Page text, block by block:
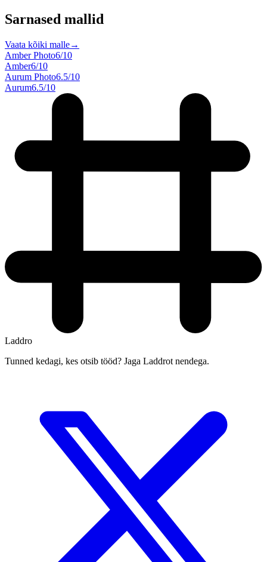
Sarnased mallid
Vaata kõiki malle→
Amber Photo6/10
Amber6/10
Aurum Photo6.5/10
Aurum6.5/10
Laddro
Tunned kedagi, kes otsib tööd? Jaga Laddrot nendega.